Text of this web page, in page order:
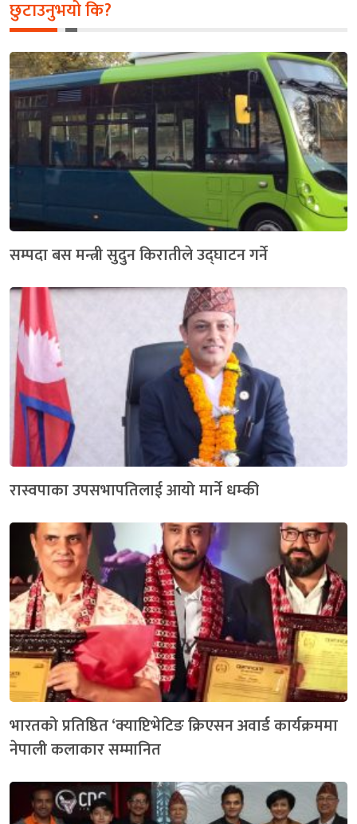
छुटाउनुभयो कि?
सम्पदा बस मन्त्री सुदुन किरातीले उद्घाटन गर्ने
रास्वपाका उपसभापतिलाई आयो मार्ने धम्की
भारतको प्रतिष्ठित ‘क्याप्टिभेटिङ क्रिएसन अवार्ड कार्यक्रममा
नेपाली कलाकार सम्मानित